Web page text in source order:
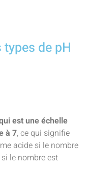
de pH
est une échelle
à 7, ce qui signifie
acide si le nombre
le nombre est